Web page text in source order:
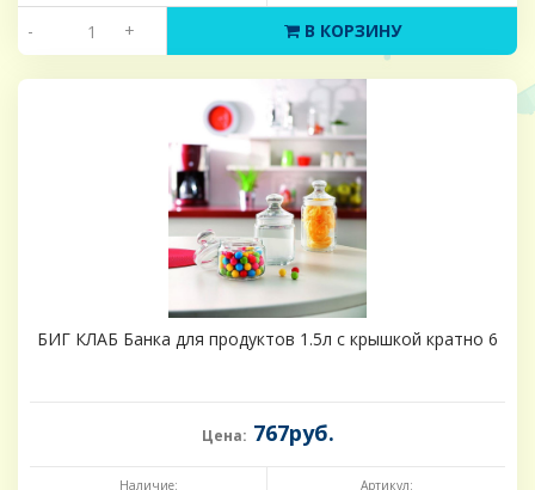
- + В КОРЗИНУ
БИГ КЛАБ Банка для продуктов 1.5л с крышкой кратно 6
Цена: 767руб.
Наличие: Артикул: